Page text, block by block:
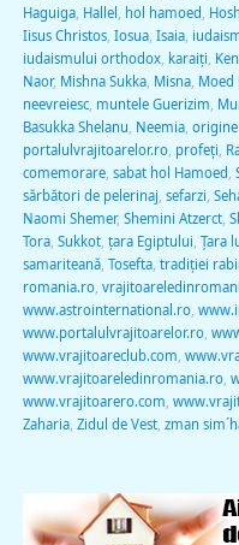
Haguiga, Hallel hol hamoed
Iisus Christos, Iosua, Isaia,
iudaismului orthodox, karaiţi
Naor, Mishna Sukka, Misna, Moed
neevreiesc, muntele Guerizim
Basukka Shelanu Neemia,
portalulvrajitoarelor.ro, profeţi
comemorare, sabat hol Hamoed
sărbători de pelerinaj sefarzi
Naomi Shemer, Shemini Atzerct,
Tora, Sukkot, ţara Egiptului Ţara
samariteană, Tosefta, tradiţiei
romania.ro,
www.astrointernational.ro,
www.portalulvrajitoarelor.ro,
www.vrajitoareclub.com
www.vrajitoareledinromania.ro,
www.vrajitoarero.com
Zaharia, Zidul de Vest, zman